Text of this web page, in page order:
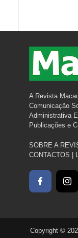
A Revista
Comunicação
Administrativa
Publicações e
SOBRE A
CONTACTOS |
Copyright ©